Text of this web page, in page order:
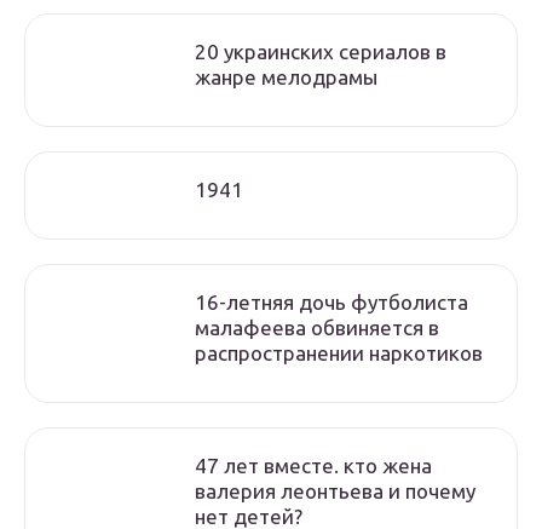
20 украинских сериалов в
жанре мелодрамы
1941
16-летняя дочь футболиста
малафеева обвиняется в
распространении наркотиков
47 лет вместе. кто жена
валерия леонтьева и почему
нет детей?